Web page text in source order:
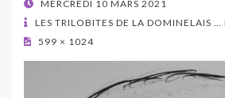
POSTED
ON
MERCREDI 10 MARS 2021
LES TRILOBITES DE LA DOMINELAIS …
599 × 1024